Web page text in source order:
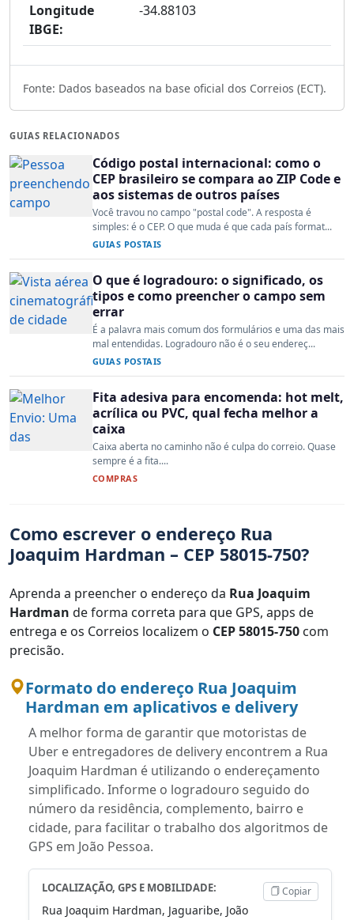
Longitude
IBGE:
-34.88103
Fonte: Dados baseados na base oficial dos Correios (ECT).
GUIAS RELACIONADOS
Código postal internacional: como o
CEP brasileiro se compara ao ZIP Code e
aos sistemas de outros países
Você travou no campo "postal code". A resposta é
simples: é o CEP. O que muda é que cada país format...
GUIAS POSTAIS
O que é logradouro: o significado, os
tipos e como preencher o campo sem
errar
É a palavra mais comum dos formulários e uma das mais
mal entendidas. Logradouro não é o seu endereç...
GUIAS POSTAIS
Fita adesiva para encomenda: hot melt,
acrílica ou PVC, qual fecha melhor a
caixa
Caixa aberta no caminho não é culpa do correio. Quase
sempre é a fita....
COMPRAS
Como escrever o endereço Rua
Joaquim Hardman – CEP 58015-750?
Aprenda a preencher o endereço da Rua Joaquim
Hardman de forma correta para que GPS, apps de
entrega e os Correios localizem o CEP 58015-750 com
precisão.
Formato do endereço Rua Joaquim
Hardman em aplicativos e delivery
A melhor forma de garantir que motoristas de
Uber e entregadores de delivery encontrem a Rua
Joaquim Hardman é utilizando o endereçamento
simplificado. Informe o logradouro seguido do
número da residência, complemento, bairro e
cidade, para facilitar o trabalho dos algoritmos de
GPS em João Pessoa.
LOCALIZAÇÃO, GPS E MOBILIDADE:
Rua Joaquim Hardman, Jaguaribe, João
Copiar